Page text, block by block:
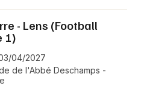
- Lens (Football
1)
04/2027
de l'Abbé Deschamps -